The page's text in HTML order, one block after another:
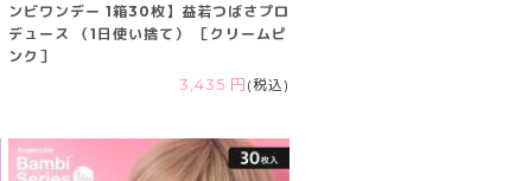
ンビワンデー 1箱30枚】益若つばさプロ
デュース （1日使い捨て） ［クリームピ
ンク］
3,435 円 (税込)